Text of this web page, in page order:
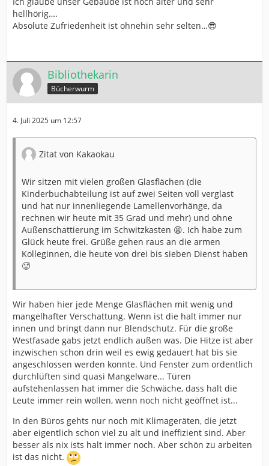
hellhörig….
Absolute Zufriedenheit ist ohnehin sehr selten…😎
Bibliothekarin
Bücherwurm
4. Juli 2025 um 12:57
Zitat von Kakaokau
Wir sitzen mit vielen großen Glasflächen (die
Kinderbuchabteilung ist auf zwei Seiten voll verglast
und hat nur innenliegende Lamellenvorhänge, da
rechnen wir heute mit 35 Grad und mehr) und ohne
Außenschattierung im Schwitzkasten 😫. Ich habe zum
Glück heute frei. Grüße gehen raus an die armen
Kolleginnen, die heute von drei bis sieben Dienst haben
🥵
Wir haben hier jede Menge Glasflächen mit wenig und
mangelhafter Verschattung. Wenn ist die halt immer nur
innen und bringt dann nur Blendschutz. Für die große
Westfasade gabs jetzt endlich außen was. Die Hitze ist aber
inzwischen schon drin weil es ewig gedauert hat bis sie
angeschlossen werden konnte. Und Fenster zum ordentlich
durchlüften sind quasi Mangelware... Türen
aufstehenlassen hat immer die Schwäche, dass halt die
Leute immer rein wollen, wenn noch nicht geöffnet ist...
In den Büros gehts nur noch mit Klimageräten, die jetzt
aber eigentlich schon viel zu alt und ineffizient sind. Aber
besser als nix ists halt immer noch. Aber schön zu arbeiten
ist das nicht.